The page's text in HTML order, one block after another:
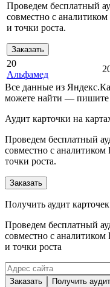
Проведем бесплатный
совместно с
и точки роста.
Заказать
20
Альфамед
Все данные из
можете найти — пишите
Аудит карточки на
Проведем бесплатный
совместно с аналитиком
точки роста.
Заказать
Получить аудит
Проведем бесплатный
совместно с аналитиком
и точки роста
Заказать Получить